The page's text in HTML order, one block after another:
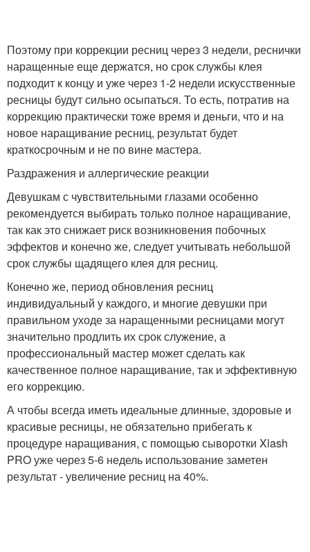
Поэтому при коррекции ресниц через 3 недели, реснички
наращенные еще держатся, но срок службы клея
подходит к концу и уже через 1-2 недели искусственные
ресницы будут сильно осыпаться. То есть, потратив на
коррекцию практически тоже время и деньги, что и на
новое наращивание ресниц, результат будет
краткосрочным и не по вине мастера.
Раздражения и аллергические реакции
Девушкам с чувствительными глазами особенно
рекомендуется выбирать только полное наращивание,
так как это снижает риск возникновения побочных
эффектов и конечно же, следует учитывать небольшой
срок службы щадящего клея для ресниц.
Конечно же, период обновления ресниц
индивидуальный у каждого, и многие девушки при
правильном уходе за наращенными ресницами могут
значительно продлить их срок служение, а
профессиональный мастер может сделать как
качественное полное наращивание, так и эффективную
его коррекцию.
А чтобы всегда иметь идеальные длинные, здоровые и
красивые ресницы, не обязательно прибегать к
процедуре наращивания, с помощью сыворотки Xlash
PRO уже через 5-6 недель использование заметен
результат ­- увеличение ресниц на 40%.